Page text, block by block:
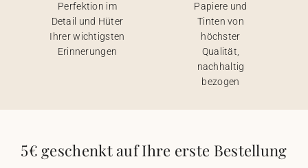
Perfektion im
Detail und Hüter
Ihrer wichtigsten
Erinnerungen
Papiere und
Tinten von
höchster
Qualität,
nachhaltig
bezogen
5€ geschenkt auf Ihre erste Bestellung